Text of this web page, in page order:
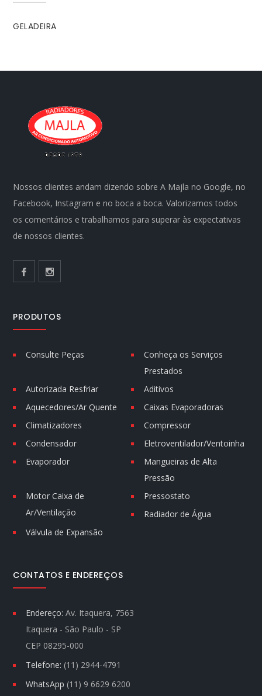
GELADEIRA
Nossos clientes andam dizendo sobre A Majla no Google, no
Facebook, Instagram e no boca a boca. Valorizamos todos
os comentários e trabalhamos para superar às expectativas
de nossos clientes.
PRODUTOS
Consulte Peças
Conheça os Serviços
Prestados
Autorizada Resfriar
Aditivos
Aquecedores/Ar Quente
Caixas Evaporadoras
Climatizadores
Compressor
Condensador
Eletroventilador/Ventoinha
Evaporador
Mangueiras de Alta
Pressão
Motor Caixa de
Ar/Ventilação
Pressostato
Radiador de Água
Válvula de Expansão
CONTATOS E ENDEREÇOS
Endereço: Av. Itaquera, 7563
Itaquera - São Paulo - SP
CEP 08295-000
Telefone: (11) 2944-4791
WhatsApp (11) 9 6629 6200